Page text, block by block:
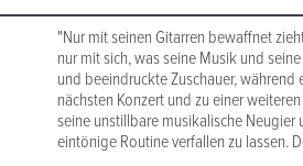
"Nur mit seinen Gitarren bewaffnet
nur mit sich, was seine Musik und
und beeindruckte Zuschauer,
nächsten Konzert und zu einer
seine unstillbare musikalische
eintönige Routine verfallen zu lassen.